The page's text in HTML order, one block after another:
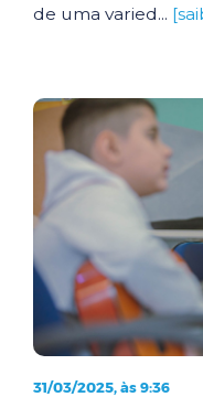
de uma varied...
31/03/2025, às 9:36